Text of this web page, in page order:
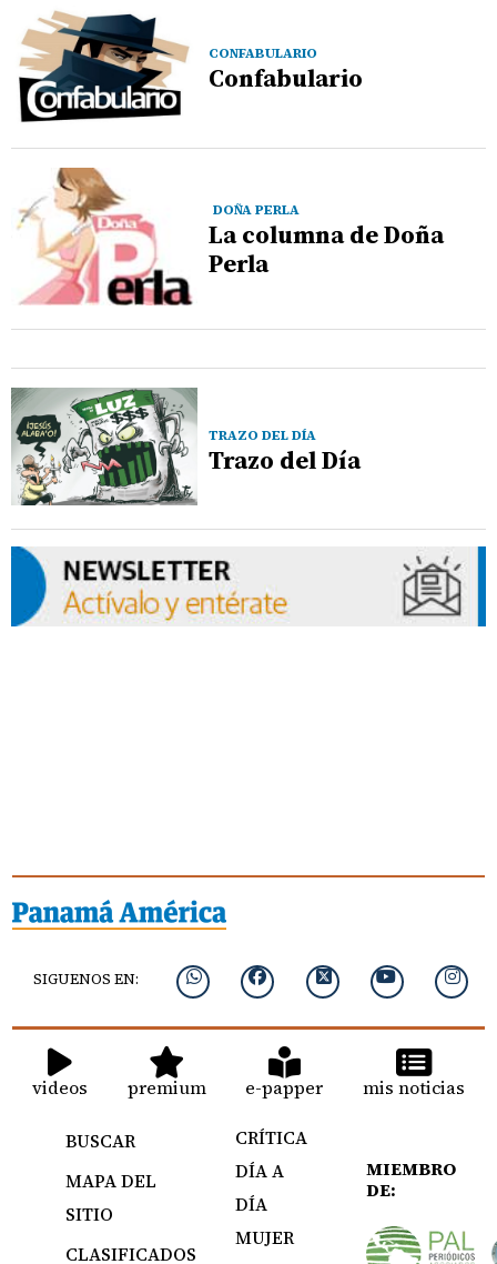
CONFABULARIO
Confabulario
DOÑA PERLA
La columna de Doña
Perla
TRAZO DEL DÍA
Trazo del Día
SIGUENOS EN:
videos premium e-papper mis noticias
BUSCAR
MAPA DEL
SITIO
CLASIFICADOS
CRÍTICA
DÍA A
DÍA
MUJER
MIEMBRO
DE: